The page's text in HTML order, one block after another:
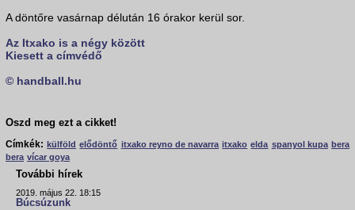
A döntőre vasárnap délután 16 órakor kerül sor.
Az Itxako is a négy között
Kiesett a címvédő
© handball.hu
Oszd meg ezt a cikket!
Címkék: külföld elődöntő itxako reyno de navarra itxako elda spanyol kupa bera
bera vícar goya
További hírek
2019. május 22. 18:15
Búcsúzunk